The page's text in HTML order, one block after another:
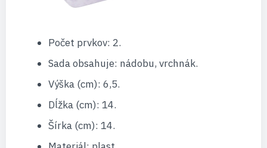
Počet prvkov: 2.
Sada obsahuje: nádobu, vrchnák.
Výška (cm): 6,5.
Dĺžka (cm): 14.
Šírka (cm): 14.